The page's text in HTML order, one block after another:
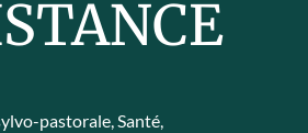
pastorale,Santé,